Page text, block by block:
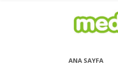
ANA SAYFA